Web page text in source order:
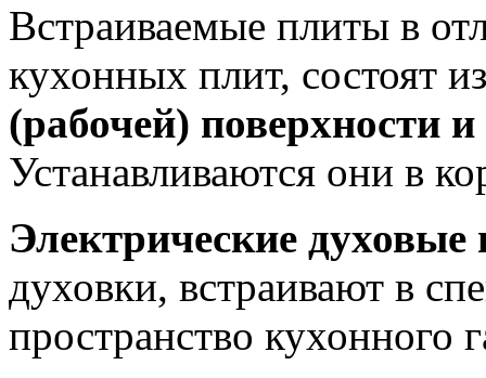
Встраиваемые плиты в
кухонных плит, состоят
(рабочей) поверхности
Устанавливаются они в
Электрические
духовки, встраивают в
пространство кухонного